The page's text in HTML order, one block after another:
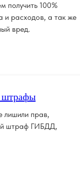
получить 100%
и расходов, а так же
вред.
штрафы
лишили прав,
штраф ГИБДД,